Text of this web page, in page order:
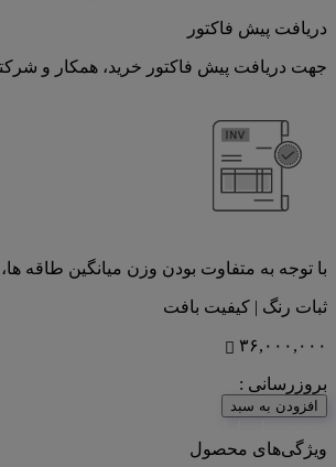
دریافت پیش فاکتور
جهت دریافت پیش فاکتور خرید، همکار و
با توجه به متفاوت بودن وزن میانگین طاقه
ثبات رنگ | کیفیت بافت
۳۶,۰۰۰,۰۰۰
بروزرسانی :
افزودن به سبد
ویژگی‌های محصول